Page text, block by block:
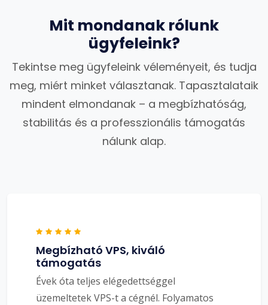
Mit mondanak rólunk
ügyfeleink?
Tekintse meg ügyfeleink véleményeit, és tudja
meg, miért minket választanak. Tapasztalataik
mindent elmondanak – a megbízhatóság,
stabilitás és a professzionális támogatás
nálunk alap.
Megbízható VPS, kiváló
támogatás
Évek óta teljes elégedettséggel
üzemeltetek VPS-t a cégnél. Folyamatos